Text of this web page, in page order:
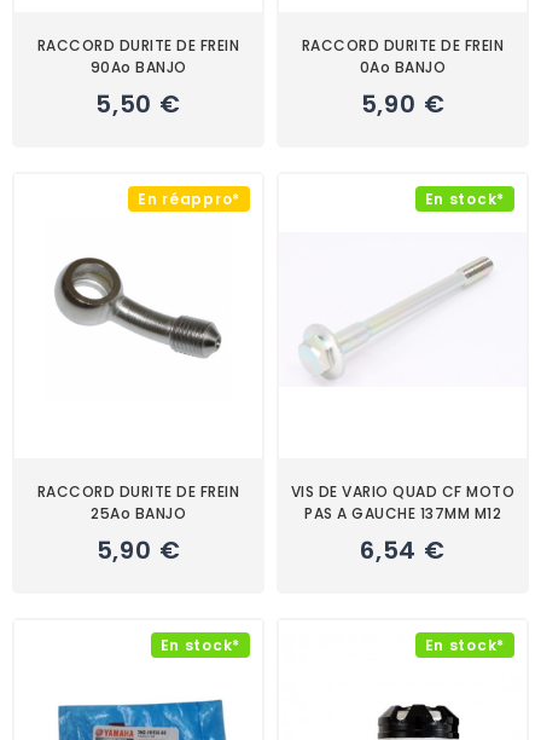
RACCORD DURITE DE FREIN
90Ao BANJO
5,50 €
RACCORD DURITE DE FREIN
0Ao BANJO
5,90 €
En réappro*
RACCORD DURITE DE FREIN
25Ao BANJO
5,90 €
En stock*
VIS DE VARIO QUAD CF MOTO
PAS A GAUCHE 137MM M12
6,54 €
En stock* En stock*